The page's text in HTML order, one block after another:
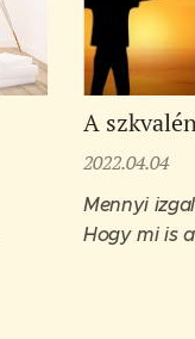
A
2022.04.04
Mennyi
Hogy mi is